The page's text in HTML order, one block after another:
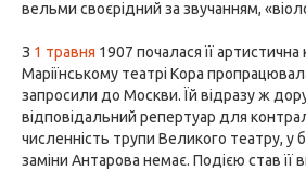
вельми своєрідний за звучанням,
З 1 травня 1907 почалася її артистична
Маріїнському театрі Кора
запросили до Москви. Їй відразу ж
відповідальний репертуар для
численність трупи Великого театру, у
заміни Антарова немає. Подією став її